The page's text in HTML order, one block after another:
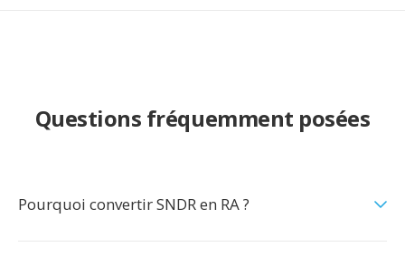
Questions fréquemment posées
Pourquoi convertir SNDR en RA ?